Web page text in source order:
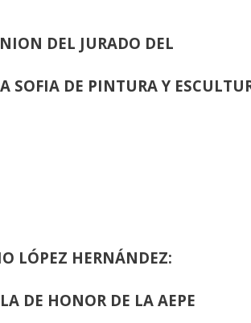
DEL JURADO DEL
SOFIA DE PINTURA Y
LÓPEZ HERNÁNDEZ:
DE HONOR DE LA AEPE